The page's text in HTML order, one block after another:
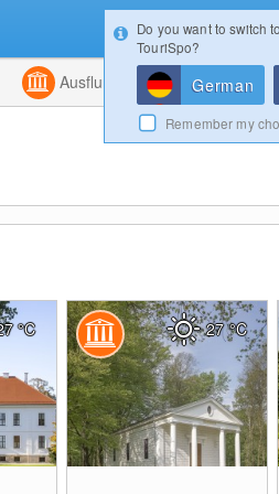
Kombiniert
Ausflugsziele
°C 27°C
Do you want to switch
TouriSpo?
German
Remember my
Konfigurator